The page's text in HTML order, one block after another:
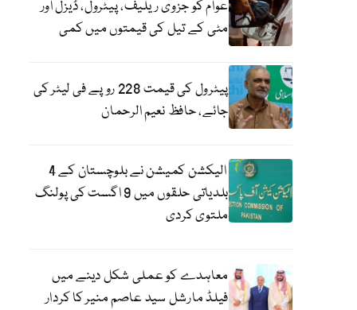
عوام کو جزوی ریلیف، پیٹرول، ڈیزل اور
مٹی کے تیل کی قیمتوں میں کمی
پیٹرول کی قیمت 228 روپے فی لیٹر کی
جائے، حافظ نعیم الرحمان
الیکشن کمیشن نے بلوچستان کے 4
بلدیاتی حلقوں میں 9 اگست کی پولنگ
ملتوی کردی
معاہدے کو عملی شکل دینے میں
فیلڈ مارشل سید عاصم منیر کا کردار